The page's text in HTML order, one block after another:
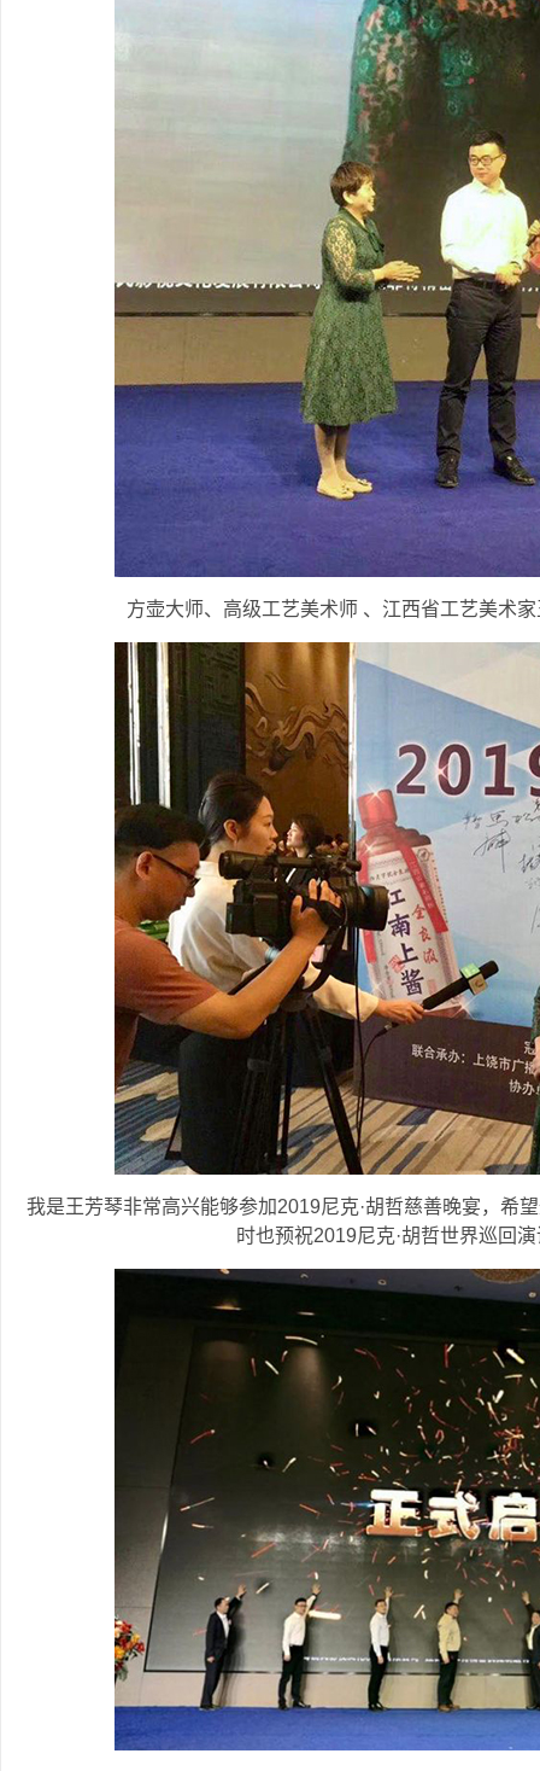
方壶大师、高级工艺美术师 、江西省工艺美术
我是王芳琴非常高兴能够参加2019尼克·胡哲慈善晚宴，希
时也预祝2019尼克·胡哲世界巡回